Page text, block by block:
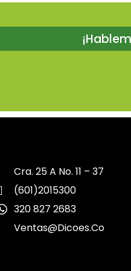
Cra. 25 A No. 11 – 37
(601)2015300
320 827 2683
Ventas@dicoes.co